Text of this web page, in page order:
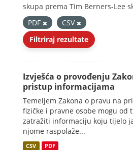
skupa prema Tim Berners-Lee
PDF
CSV
Filtriraj rezultate
Izvješća o provođenju
pristup informacijama
Temeljem Zakona o pravu na
fizičke i pravne osobe mogu od
zatražiti informaciju koju tijelo
njome raspolaže...
CSV PDF